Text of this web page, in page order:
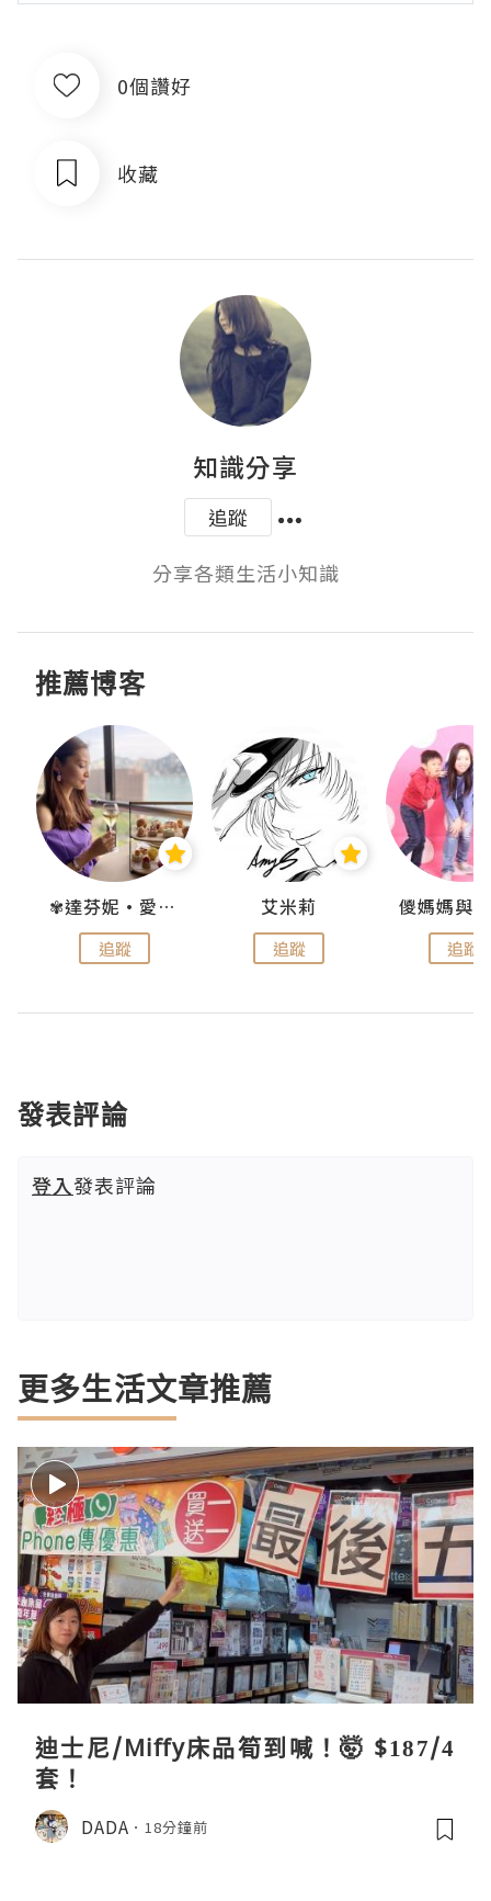
0個讚好
收藏
知識分享
追蹤
分享各類生活小知識
推薦博客
✾達芬妮•愛孩子•愛生活✾
追蹤
艾米莉
追蹤 追蹤
發表評論
登入發表評論
更多生活文章推薦
迪士尼/Miffy床品筍到喊！🤯 $187/4
套！
DADA 18分鐘前